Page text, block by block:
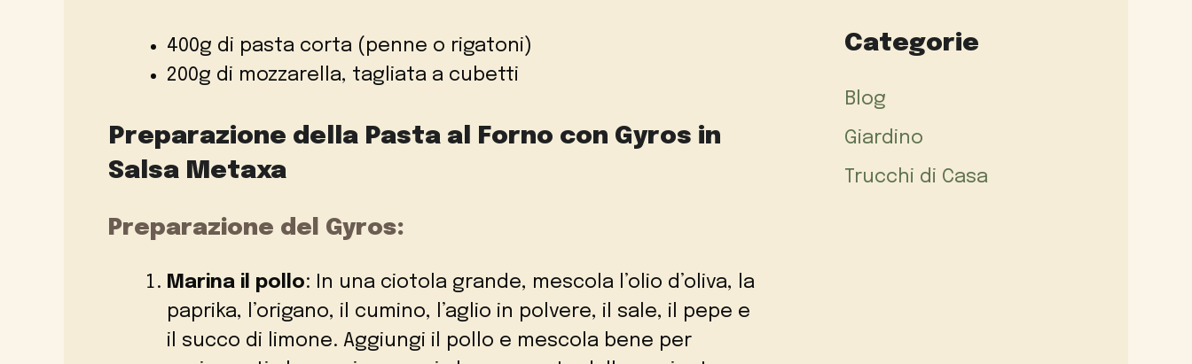
400g di pasta corta (penne o rigatoni)
200g di mozzarella, tagliata a cubetti
Preparazione della Pasta al Forno con Gyros in
Salsa Metaxa
Preparazione del Gyros:
Marina il pollo: In una ciotola grande, mescola l’olio d’oliva, la
paprika, l’origano, il cumino, l’aglio in polvere, il sale, il pepe e
il succo di limone. Aggiungi il pollo e mescola bene per
Categorie
Blog
Giardino
Trucchi di Casa